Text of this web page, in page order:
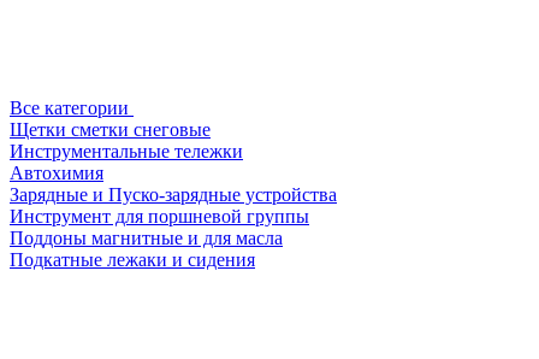
Все категории
Щетки сметки снеговые
Инструментальные тележки
Автохимия
Зарядные и Пуско-зарядные устройства
Инструмент для поршневой группы
Поддоны магнитные и для масла
Подкатные лежаки и сидения